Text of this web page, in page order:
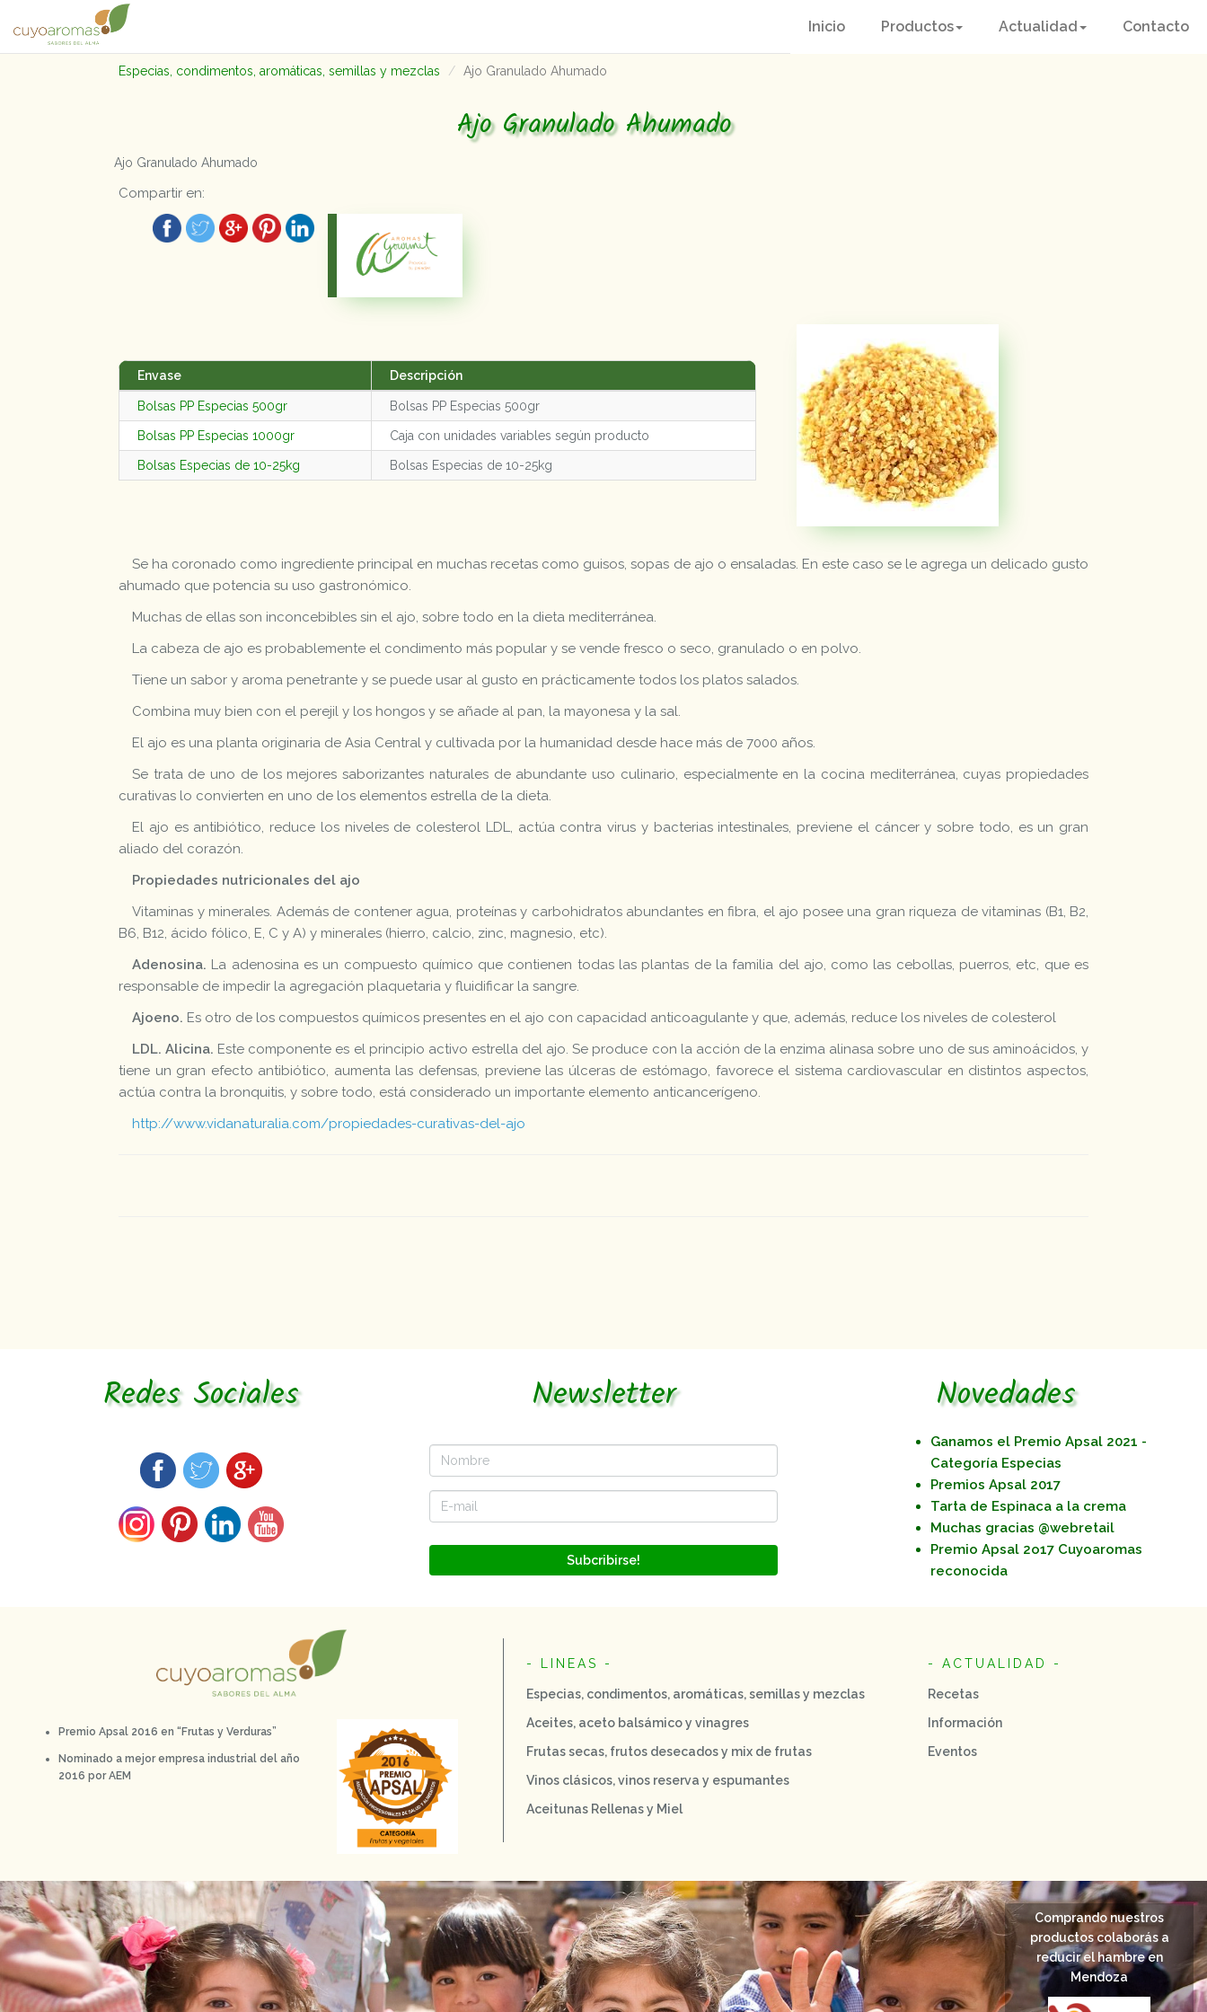
Inicio Productos Actualidad Contacto
Especias, condimentos, aromáticas, semillas y mezclas Ajo Granulado Ahumado
Ajo Granulado Ahumado
Ajo Granulado Ahumado
Compartir en:
Envase Descripción
Bolsas PP Especias 500gr Bolsas PP Especias 500gr
Bolsas PP Especias 1000gr Caja con unidades variables según producto
Bolsas Especias de 10-25kg Bolsas Especias de 10-25kg
Se ha coronado como ingrediente principal en muchas recetas como guisos, sopas de ajo o ensaladas. En este caso se le agrega un delicado gusto
ahumado que potencia su uso gastronómico.
Muchas de ellas son inconcebibles sin el ajo, sobre todo en la dieta mediterránea.
La cabeza de ajo es probablemente el condimento más popular y se vende fresco o seco, granulado o en polvo.
Tiene un sabor y aroma penetrante y se puede usar al gusto en prácticamente todos los platos salados.
Combina muy bien con el perejil y los hongos y se añade al pan, la mayonesa y la sal.
El ajo es una planta originaria de Asia Central y cultivada por la humanidad desde hace más de 7000 años.
Se trata de uno de los mejores saborizantes naturales de abundante uso culinario, especialmente en la cocina mediterránea, cuyas propiedades
curativas lo convierten en uno de los elementos estrella de la dieta.
El ajo es antibiótico, reduce los niveles de colesterol LDL, actúa contra virus y bacterias intestinales, previene el cáncer y sobre todo, es un gran
aliado del corazón.
Propiedades nutricionales del ajo
Vitaminas y minerales. Además de contener agua, proteínas y carbohidratos abundantes en fibra, el ajo posee una gran riqueza de vitaminas (B1, B2,
B6, B12, ácido fólico, E, C y A) y minerales (hierro, calcio, zinc, magnesio, etc).
Adenosina. La adenosina es un compuesto químico que contienen todas las plantas de la familia del ajo, como las cebollas, puerros, etc, que es
responsable de impedir la agregación plaquetaria y fluidificar la sangre.
Ajoeno. Es otro de los compuestos químicos presentes en el ajo con capacidad anticoagulante y que, además, reduce los niveles de colesterol
LDL. Alicina. Este componente es el principio activo estrella del ajo. Se produce con la acción de la enzima alinasa sobre uno de sus aminoácidos, y
tiene un gran efecto antibiótico, aumenta las defensas, previene las úlceras de estómago, favorece el sistema cardiovascular en distintos aspectos,
actúa contra la bronquitis, y sobre todo, está considerado un importante elemento anticancerígeno.
http://www.vidanaturalia.com/propiedades-curativas-del-ajo
Redes Sociales Newsletter
Subcribirse!
Novedades
Ganamos el Premio Apsal 2021 -
Categoría Especias
Premios Apsal 2017
Tarta de Espinaca a la crema
Muchas gracias @webretail
Premio Apsal 2o17 Cuyoaromas
reconocida
Premio Apsal 2016 en “Frutas y Verduras”
Nominado a mejor empresa industrial del año
2016 por AEM
- LINEAS -
Especias, condimentos, aromáticas, semillas y mezclas
Aceites, aceto balsámico y vinagres
Frutas secas, frutos desecados y mix de frutas
Vinos clásicos, vinos reserva y espumantes
Aceitunas Rellenas y Miel
- ACTUALIDAD -
Recetas
Información
Eventos
Comprando nuestros
productos colaborás a
reducir el hambre en
Mendoza